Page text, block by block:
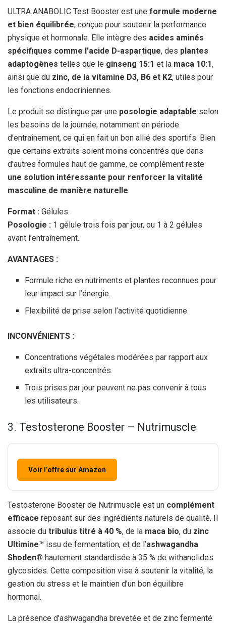
ULTRA ANABOLIC Test Booster est une formule moderne
et bien équilibrée, conçue pour soutenir la performance
physique et hormonale. Elle intègre des acides aminés
spécifiques comme l’acide D-aspartique, des plantes
adaptogènes telles que le ginseng 15:1 et la maca 10:1,
ainsi que du zinc, de la vitamine D3, B6 et K2, utiles pour
les fonctions endocriniennes.
Le produit se distingue par une posologie adaptable selon
les besoins de la journée, notamment en période
d’entraînement, ce qui en fait un bon allié des sportifs. Bien
que certains extraits soient moins concentrés que dans
d’autres formules haut de gamme, ce complément reste
une solution intéressante pour renforcer la vitalité
masculine de manière naturelle.
Format : Gélules.
Posologie : 1 gélule trois fois par jour, ou 1 à 2 gélules
avant l’entraînement.
AVANTAGES :
Formule riche en nutriments et plantes reconnues pour
leur impact sur l’énergie.
Flexibilité de prise selon l’activité quotidienne.
INCONVÉNIENTS :
Concentrations végétales modérées par rapport aux
extraits ultra-concentrés.
Trois prises par jour peuvent ne pas convenir à tous
les utilisateurs.
3. Testosterone Booster – Nutrimuscle
Voir l’offre sur Amazon
Testosterone Booster de Nutrimuscle est un complément
efficace reposant sur des ingrédients naturels de qualité. Il
associe du tribulus titré à 40 %, de la maca bio, du zinc
Ultimine™ issu de fermentation, et de l’ashwagandha
Shoden® hautement standardisée à 35 % de withanolides
glycosides. Cette composition vise à soutenir la vitalité, la
gestion du stress et le maintien d’un bon équilibre
hormonal.
La présence d’ashwagandha brevetée et de zinc fermenté